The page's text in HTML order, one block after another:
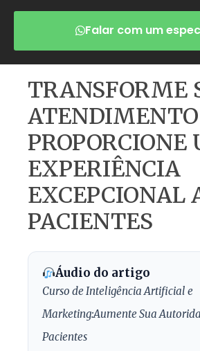
Falar com um
TRANSFORME
EXPERIÊNCIA
EXCEPCIONAL
PACIENTES
Áudio do artigo
Curso de Inteligência Artificial e
Marketing:Aumente Sua
Pacientes